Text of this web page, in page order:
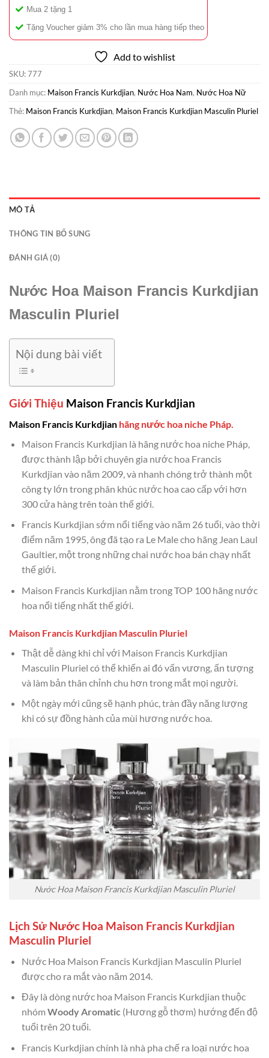
Mua 2 tặng 1
Tặng Voucher giảm 3% cho lần mua hàng tiếp theo
Add to wishlist
SKU:777
Danh mục: Maison Francis Kurkdjian, Nước Hoa Nam, Nước Hoa Nữ
Thẻ: Maison Francis Kurkdjian, Maison Francis Kurkdjian Masculin Pluriel
MÔ TẢ
THÔNG TIN BỔ SUNG
ĐÁNH GIÁ (0)
Nước Hoa Maison Francis Kurkdjian
Masculin Pluriel
Nội dung bài viết
Giới Thiệu Maison Francis Kurkdjian
Maison Francis Kurkdjian hãng nước hoa niche Pháp.
Maison Francis Kurkdjian là hãng nước hoa niche Pháp,
được thành lập bởi chuyên gia nước hoa Francis
Kurkdjian vào năm 2009, và nhanh chóng trở thành một
công ty lớn trong phân khúc nước hoa cao cấp với hơn
300 cửa hàng trên toàn thế giới.
Francis Kurkdjian sớm nổi tiếng vào năm 26 tuổi, vào thời
điểm năm 1995, ông đã tạo ra Le Male cho hãng Jean Laul
Gaultier, một trong những chai nước hoa bán chạy nhất
thế giới.
Maison Francis Kurkdjian nằm trong TOP 100 hãng nước
hoa nổi tiếng nhất thế giới.
Maison Francis Kurkdjian Masculin Pluriel
Thật dễ dàng khi chỉ với Maison Francis Kurkdjian
Masculin Pluriel có thể khiến ai đó vấn vương, ấn tượng
và làm bản thân chỉnh chu hơn trong mắt mọi người.
Một ngày mới cũng sẽ hạnh phúc, tràn đầy năng lượng
khi có sự đồng hành của mùi hương nước hoa.
Nước Hoa Maison Francis Kurkdjian Masculin Pluriel
Lịch Sử Nước Hoa Maison Francis Kurkdjian
Masculin Pluriel
Nước Hoa Maison Francis Kurkdjian Masculin Pluriel
được cho ra mắt vào năm 2014.
Đây là dòng nước hoa Maison Francis Kurkdjian thuộc
nhóm Woody Aromatic(Hương gỗ thơm) hướng đến độ
tuổi trên 20 tuổi.
Francis Kurkdjian chính là nhà pha chế ra loại nước hoa